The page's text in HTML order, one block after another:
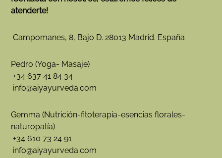
atenderte!
Campomanes, 8, Bajo D. 28013 Madrid. España
Pedro (Yoga- Masaje)
+34 637 41 84 34
info@aiyayurveda.com
Gemma (Nutrición-fitoterapia-esencias florales-
naturopatía)
+34 610 73 24 91
info@aiyayurveda.com